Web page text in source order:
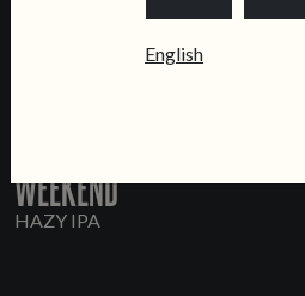
WEEKEND
HAZY IPA
English